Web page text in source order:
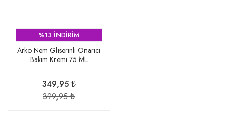
%13 İNDİRİM
Arko Nem Gliserinli Onarıcı
Bakım Kremi 75 ML
349,95 ₺
399,95 ₺